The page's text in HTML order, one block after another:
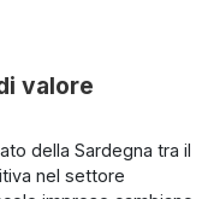
valore
della Sardegna tra il
nel settore